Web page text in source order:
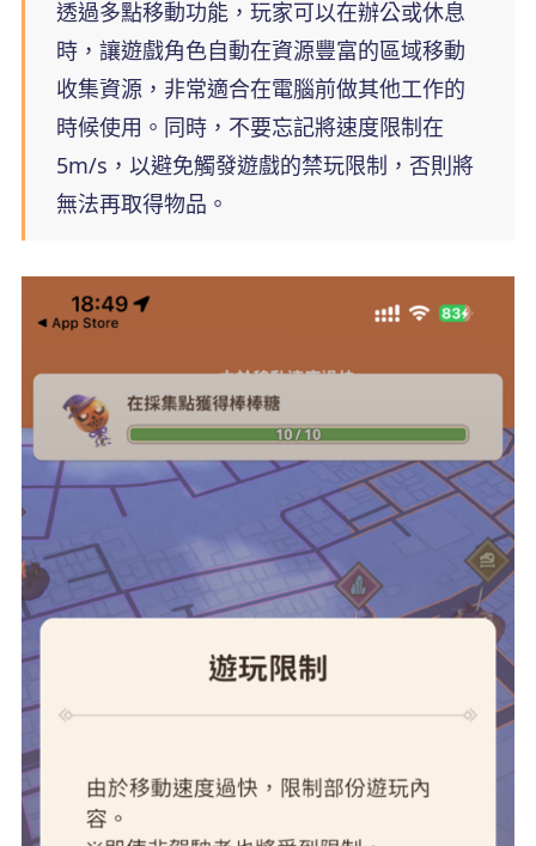
透過多點移動功能，玩家可以在辦公或休息
時，讓遊戲角色自動在資源豐富的區域移動
收集資源，非常適合在電腦前做其他工作的
時候使用。同時，不要忘記將速度限制在
5m/s，以避免觸發遊戲的禁玩限制，否則將
無法再取得物品。